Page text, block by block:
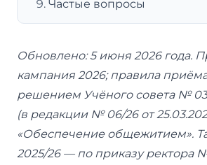
Частые вопросы
Обновлено: 5 июня 2026 года.
кампания 2026; правила
решением Учёного совета № 03/
(в редакции № 06/26 от
«Обеспечение общежитием».
2025/26 — по приказу ректора